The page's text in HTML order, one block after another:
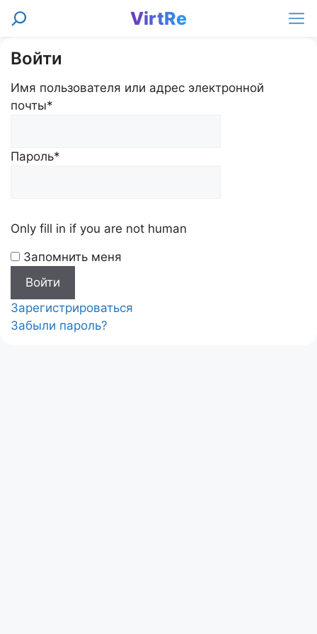
Перейти
VirtRe
Поиск
Войти
Имя пользователя или адрес электронной
почты*
Пароль*
Only fill in if you are not human
Запомнить меня
Зарегистрироваться
Забыли пароль?